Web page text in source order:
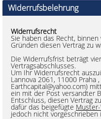
Widerrufsbelehrung
Widerrufsrecht
Sie haben das Recht,
Gründen diesen Vertrag zu
Die Widerrufsfrist beträgt
Vertragsabschlusses.
Um Ihr Widerrufsrecht
Lannova 2061, 11000 Praha
Earthcapital@yahoo.com)
ein mit der Post versandter
Entschluss, diesen Vertrag
dafür das beigefügte
jedoch nicht vorgeschrieben